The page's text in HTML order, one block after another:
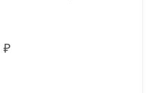
₽Диапазон